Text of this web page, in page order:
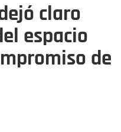
claro
espacio
de